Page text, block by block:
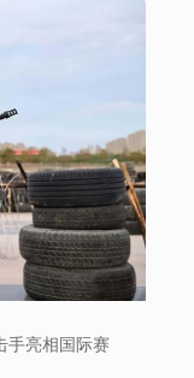
手亮相国际赛